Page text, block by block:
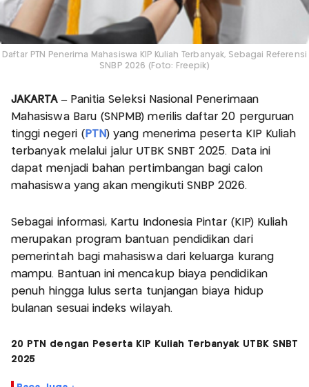
Daftar PTN Penerima Mahasiswa KIP Kuliah Terbanyak, Sebagai Referensi
SNBP 2026 (Foto: Freepik)
JAKARTA– Panitia Seleksi Nasional Penerimaan
Mahasiswa Baru (SNPMB) merilis daftar 20 perguruan
tinggi negeri ( PTN) yang menerima peserta KIP Kuliah
terbanyak melalui jalur UTBK SNBT 2025. Data ini
dapat menjadi bahan pertimbangan bagi calon
mahasiswa yang akan mengikuti SNBP 2026.
Sebagai informasi, Kartu Indonesia Pintar (KIP) Kuliah
merupakan program bantuan pendidikan dari
pemerintah bagi mahasiswa dari keluarga kurang
mampu. Bantuan ini mencakup biaya pendidikan
penuh hingga lulus serta tunjangan biaya hidup
bulanan sesuai indeks wilayah.
20 PTN dengan Peserta KIP Kuliah Terbanyak UTBK SNBT
2025